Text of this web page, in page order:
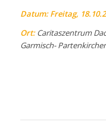
Datum: Freitag,
Ort:Caritaszentrum
Garmisch-